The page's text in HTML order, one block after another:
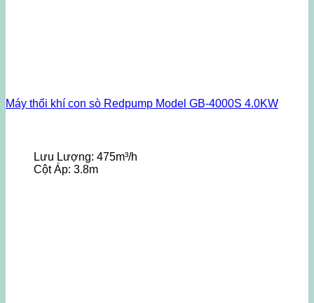
Máy thổi khí con sò Redpump Model GB-4000S 4.0KW
Lưu Lượng: 475m³/h
Cột Áp: 3.8m